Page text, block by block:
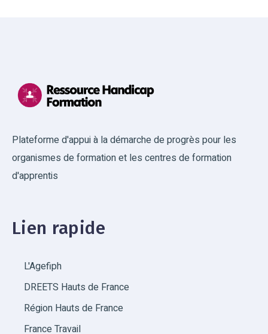
Plateforme d'appui à la démarche de progrès pour les
organismes de formation et les centres de formation
d'apprentis
Lien rapide
L'Agefiph
DREETS Hauts de France
Région Hauts de France
France Travail